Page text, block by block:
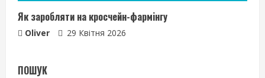
Як заробляти на кросчейн-фармінгу
Oliver 29 Квітня 2026
ПОШУК